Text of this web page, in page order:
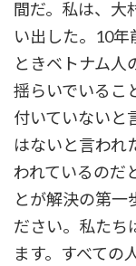
間だ。私は、大
い出した。10
ときベトナム人
揺らいでいるこ
付いていないと
はないと言われ
われているのだ
とが解決の第一
ださい。私たち
ます。すべての